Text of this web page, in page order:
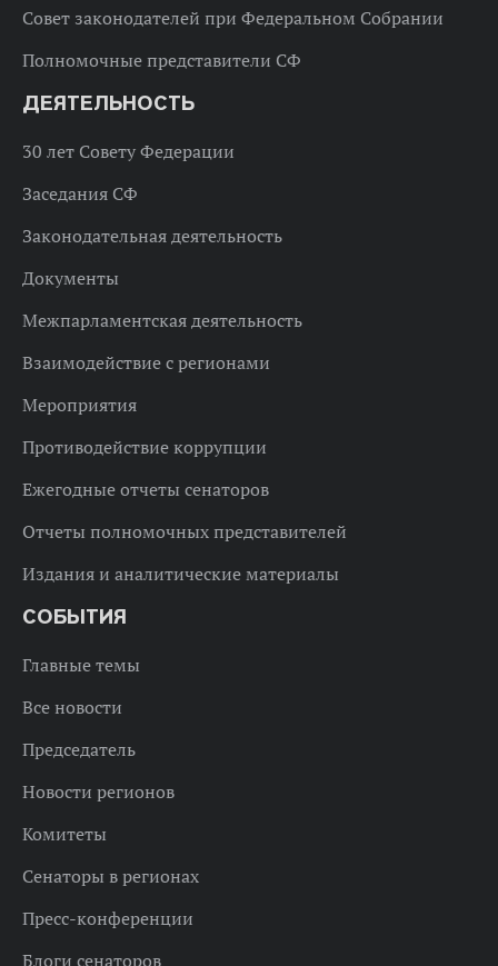
Совет законодателей при Федеральном Собрании
Полномочные представители СФ
ДЕЯТЕЛЬНОСТЬ
30 лет Совету Федерации
Заседания СФ
Законодательная деятельность
Документы
Межпарламентская деятельность
Взаимодействие с регионами
Мероприятия
Противодействие коррупции
Ежегодные отчеты сенаторов
Отчеты полномочных представителей
Издания и аналитические материалы
СОБЫТИЯ
Главные темы
Все новости
Председатель
Новости регионов
Комитеты
Сенаторы в регионах
Пресс-конференции
Блоги сенаторов